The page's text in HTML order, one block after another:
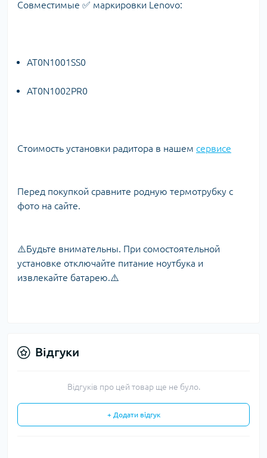
Совместимые ✅ маркировки Lenovo:
AT0N1001SS0
AT0N1002PR0
Стоимость установки радитора в нашем сервисе
Перед покупкой сравните родную термотрубку с
фото на сайте.
⚠️Будьте внимательны. При сомостоятельной
установке отключайте питание ноутбука и
извлекайте батарею.⚠️
Відгуки
Відгуків про цей товар ще не було.
+ Додати відгук